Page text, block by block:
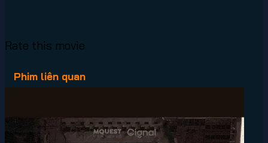
Rate this movie
Phim liên quan